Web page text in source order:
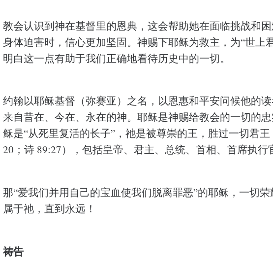
教会认识到神在基督里的恩典，这会帮助她在面临挑战和
身体迫害时，信心更加坚固。神赐下耶稣为救主，为“世上
明白这一点有助于我们正确地看待历史中的一切。
约翰以耶稣基督（弥赛亚）之名，以恩惠和平安问候他的
来自昔在、今在、永在的神。耶稣是神赐给教会的一切的
稣是“从死里复活的长子”，祂是被尊崇的王，胜过一切君
20；诗 89:27），包括皇帝、君主、总统、首相、首席执行
那“爱我们并用自己的宝血使我们脱离罪恶”的耶稣，一切
属于祂，直到永远！
祷告